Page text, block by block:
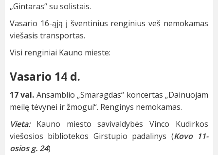
„Gintaras“ su solistais.
Vasario 16-ąją į šventinius renginius veš nemokamas
viešasis transportas.
Visi renginiai Kauno mieste:
Vasario 14 d.
17 val. Ansamblio „Smaragdas“ koncertas „Dainuojam
meilę tėvynei ir žmogui“. Renginys nemokamas.
Vieta:Kauno miesto savivaldybės Vinco Kudirkos
viešosios bibliotekos Girstupio padalinys (Kovo 11-
osios g. 24)